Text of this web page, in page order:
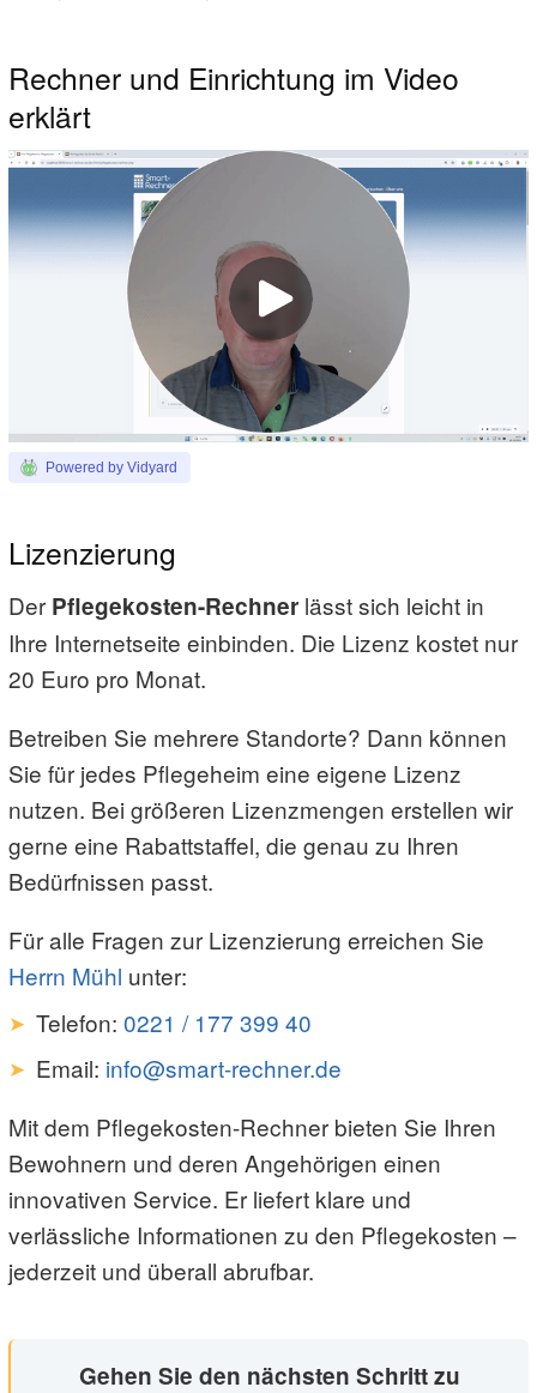
Rechner und Einrichtung im Video
erklärt
Powered by Vidyard
Lizenzierung
Der Pflegekosten-Rechner lässt sich leicht in
Ihre Internetseite einbinden. Die Lizenz kostet nur
20 Euro pro Monat.
Betreiben Sie mehrere Standorte? Dann können
Sie für jedes Pflegeheim eine eigene Lizenz
nutzen. Bei größeren Lizenzmengen erstellen wir
gerne eine Rabattstaffel, die genau zu Ihren
Bedürfnissen passt.
Für alle Fragen zur Lizenzierung erreichen Sie
Herrn Mühl unter:
Telefon: 0221 / 177 399 40
Email: info@smart-rechner.de
Mit dem Pflegekosten-Rechner bieten Sie Ihren
Bewohnern und deren Angehörigen einen
innovativen Service. Er liefert klare und
verlässliche Informationen zu den Pflegekosten –
jederzeit und überall abrufbar.
Gehen Sie den nächsten Schritt zu